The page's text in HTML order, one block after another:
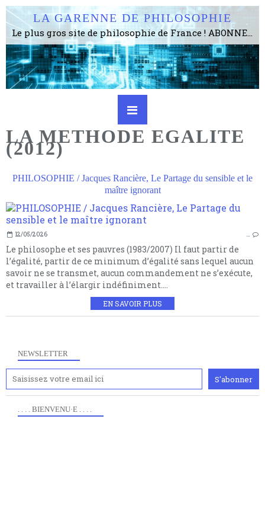
LA GARENNE DE PHILOSOPHIE
Le plus gros site de philosophie de France ! ABONNEZ-VOUS ! 4115 Articles, 1634 abonné·e·s, depuis 2006 . . . . . . . . 2 852 214 pages vues jusqu'à présent. Prestance et être apte à un plus grand nombre de choses.
LA METHODE EGALITE
(2012)
PHILOSOPHIE / Jacques Rancière, Le Partage du sensible et le
maître ignorant
12/05/2026 …
Le philosophe et ses pauvres (1983/2007) Il faut partir de
l’égalité, partir de ce minimum d’égalité sans lequel aucun
savoir ne se transmet, aucun commandement ne s’exécute,
et travailler à l’élargir indéfiniment....
EN SAVOIR PLUS
NEWSLETTER
. . . . BIENVENU·E . . . .